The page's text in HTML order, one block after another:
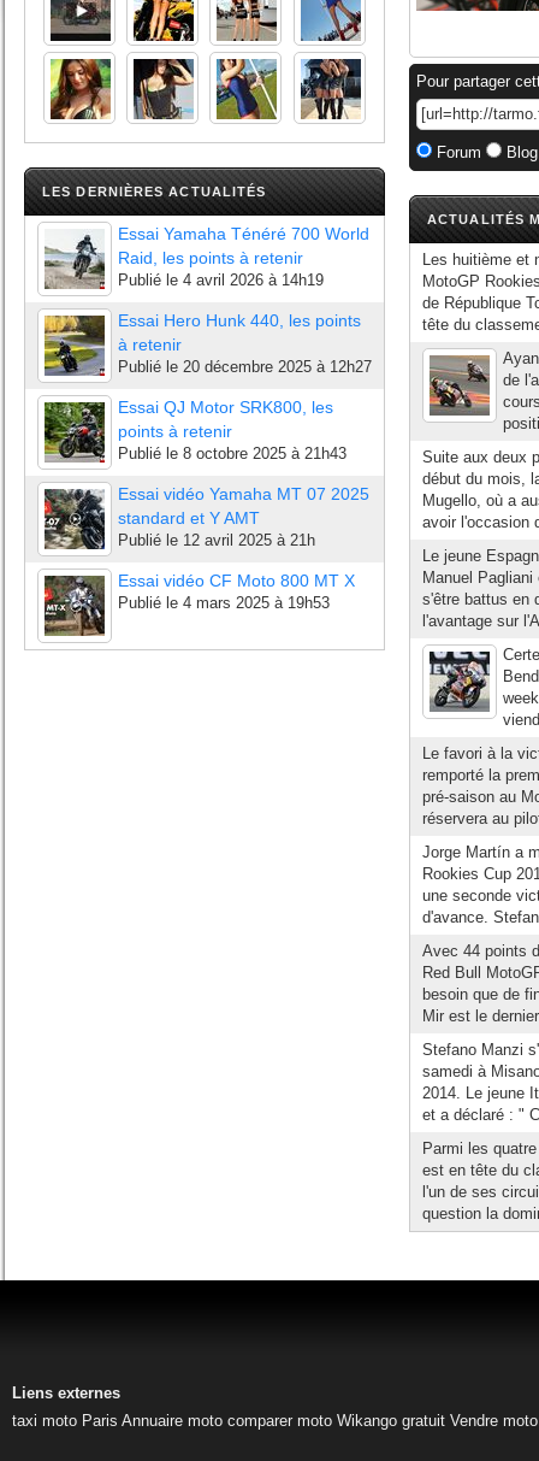
LES DERNIÈRES ACTUALITÉS
Essai Yamaha Ténéré 700 World
Raid, les points à retenir
Publié le 4 avril 2026 à 14h19
Essai Hero Hunk 440, les points
à retenir
Publié le 20 décembre 2025 à 12h27
Essai QJ Motor SRK800, les
points à retenir
Publié le 8 octobre 2025 à 21h43
Essai vidéo Yamaha MT 07 2025
standard et Y AMT
Publié le 12 avril 2025 à 21h
Essai vidéo CF Moto 800 MT X
Publié le 4 mars 2025 à 19h53
Pour partager
Forum
ACTUALITÉS
Les huitième et
MotoGP
de République
tête du
de
Suite aux deux
début du mois,
Mugello, où a
avoir l'occasion
Le jeune
Manuel
s'être battus en
l'avantage sur
Le favori à la
remporté la
pré-saison au
réservera au
Jorge Martín a
Rookies Cup
une seconde
d'avance.
Avec 44 points
Red Bull
besoin que de
Mir est le
Stefano Manzi
samedi à
2014. Le jeune
et a déclaré : "
Parmi les
est en tête du
l'un de ses
question la
Liens externes
taxi moto Paris Annuaire moto comparer moto Wikango gratuit Vendre moto